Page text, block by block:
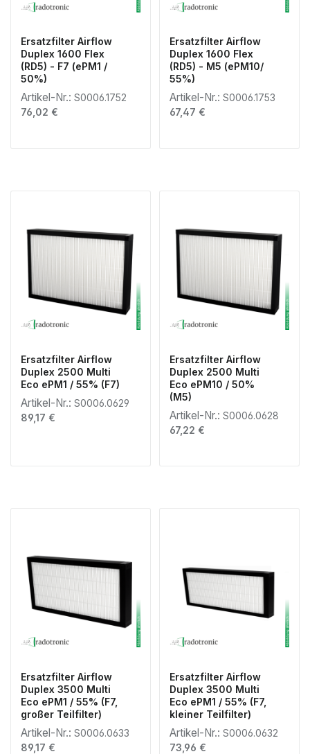
Ersatzfilter Airflow
Duplex 1600 Flex
(RD5) - F7 (ePM1 /
50%)
Artikel-Nr.: S0006.1752
Regulärer Preis:
76,02 €
Ersatzfilter Airflow
Duplex 1600 Flex
(RD5) - M5 (ePM10/
55%)
Artikel-Nr.: S0006.1753
Regulärer Preis:
67,47 €
Ersatzfilter Airflow
Duplex 2500 Multi
Eco ePM1 / 55% (F7)
Artikel-Nr.: S0006.0629
Regulärer Preis:
89,17 €
Ersatzfilter Airflow
Duplex 2500 Multi
Eco ePM10 / 50%
(M5)
Artikel-Nr.: S0006.0628
Regulärer Preis:
67,22 €
Ersatzfilter Airflow
Duplex 3500 Multi
Eco ePM1 / 55% (F7,
großer Teilfilter)
Artikel-Nr.: S0006.0633
Regulärer Preis:
89,17 €
Ersatzfilter Airflow
Duplex 3500 Multi
Eco ePM1 / 55% (F7,
kleiner Teilfilter)
Artikel-Nr.: S0006.0632
Regulärer Preis:
73,96 €